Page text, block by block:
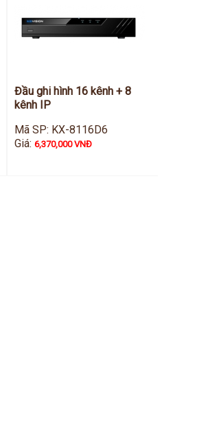
Đầu ghi hình 16 kênh + 8
kênh IP
Mã SP: KX-8116D6
Giá:6,370,000 VNĐ